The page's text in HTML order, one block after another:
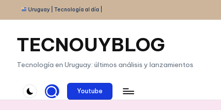
Saltar
contenido
Uruguay | Tecnología al día |
TECNOUYBLOG
Tecnología en Uruguay: últimos análisis y lanzamientos
Youtube